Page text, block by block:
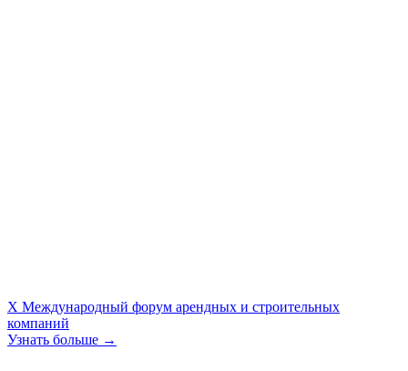
X Международный форум арендных и строительных
компаний
Узнать больше →